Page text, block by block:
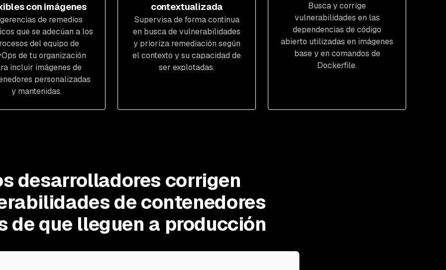
con imágenes
de remedios
que se adecúan a los
del equipo de
de tu organización
incluir imágenes de
personalizadas
y mantenidas.
contextualizada
Supervisa de forma continua
en busca de vulnerabilidades
y prioriza remediación según
el contexto y su capacidad de
ser explotadas.
Busca y corrige
vulnerabilidades en las
dependencias de código
abierto utilizadas en imágenes
base y en comandos de
Dockerfile.
desarrolladores corrigen
de contenedores
de que lleguen a producción